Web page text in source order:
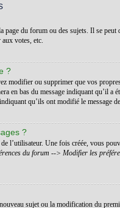
du forum ou des sujets. Il se
votes, etc.
?
modifier ou supprimer que vos
en bas du message indiquant qu’il
qu’ils ont modifié le
?
l’utilisateur. Une fois créée, vous
du forum --> Modifier les
sujet ou la modification du